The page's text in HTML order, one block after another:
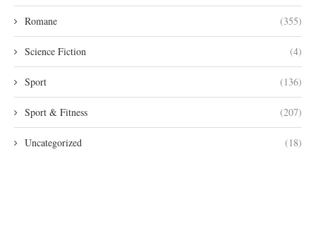
Romane (355)
Science Fiction (4)
Sport (136)
Sport & Fitness (207)
Uncategorized (18)